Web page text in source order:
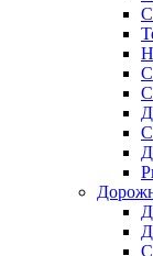
С
С
С
С